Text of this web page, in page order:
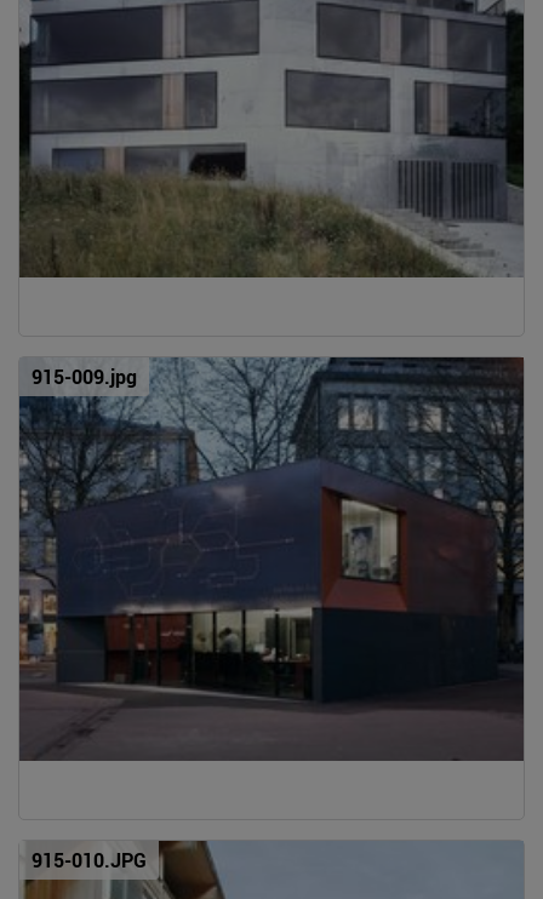
915-009.jpg
915-010.JPG